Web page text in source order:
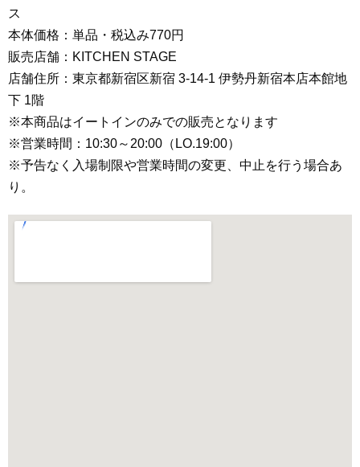
ス
本体価格：単品・税込み770円
販売店舗：KITCHEN STAGE
店舗住所：東京都新宿区新宿 3-14-1 伊勢丹新宿本店本館地
下 1階
※本商品はイートインのみでの販売となります
※営業時間：10:30～20:00（LO.19:00）
※予告なく入場制限や営業時間の変更、中止を行う場合あ
り。